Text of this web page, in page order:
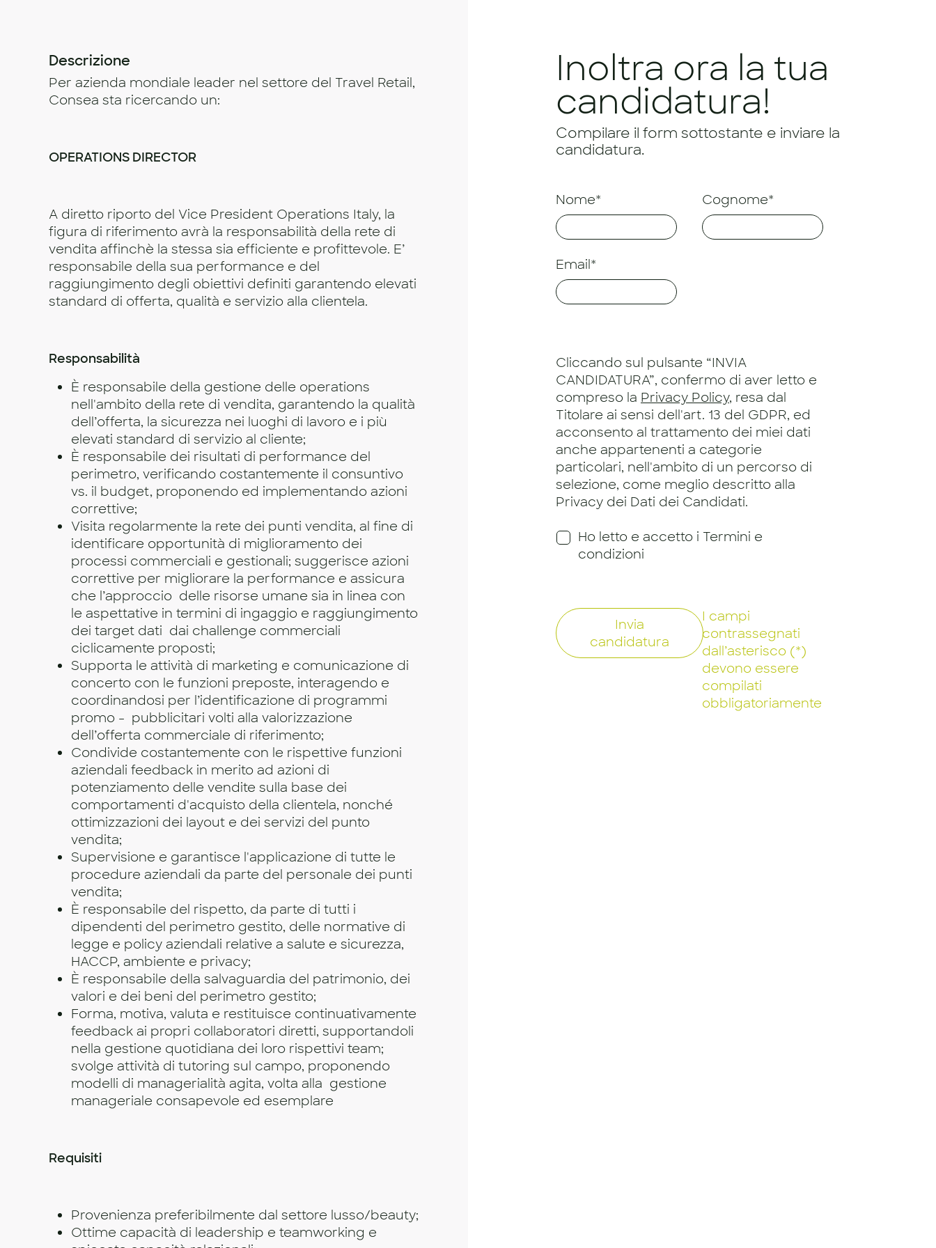
Descrizione
Per azienda mondiale leader nel settore del Travel Retail,
Consea sta ricercando un:
OPERATIONS DIRECTOR
A diretto riporto del Vice President Operations Italy, la
figura di riferimento avrà la responsabilità della rete di
vendita affinchè la stessa sia efficiente e profittevole. E’
responsabile della sua performance e del
raggiungimento degli obiettivi definiti garantendo elevati
standard di offerta, qualità e servizio alla clientela.
Responsabilità
È responsabile della gestione delle operations
nell'ambito della rete di vendita, garantendo la qualità
dell’offerta, la sicurezza nei luoghi di lavoro e i più
elevati standard di servizio al cliente;
È responsabile dei risultati di performance del
perimetro, verificando costantemente il consuntivo
vs. il budget, proponendo ed implementando azioni
correttive;
Visita regolarmente la rete dei punti vendita, al fine di
identificare opportunità di miglioramento dei
processi commerciali e gestionali; suggerisce azioni
correttive per migliorare la performance e assicura
che l’approccio delle risorse umane sia in linea con
le aspettative in termini di ingaggio e raggiungimento
dei target dati dai challenge commerciali
ciclicamente proposti;
Supporta le attività di marketing e comunicazione di
concerto con le funzioni preposte, interagendo e
coordinandosi per l’identificazione di programmi
promo - pubblicitari volti alla valorizzazione
dell’offerta commerciale di riferimento;
Condivide costantemente con le rispettive funzioni
aziendali feedback in merito ad azioni di
potenziamento delle vendite sulla base dei
comportamenti d'acquisto della clientela, nonché
ottimizzazioni dei layout e dei servizi del punto
vendita;
Supervisione e garantisce l'applicazione di tutte le
procedure aziendali da parte del personale dei punti
vendita;
È responsabile del rispetto, da parte di tutti i
dipendenti del perimetro gestito, delle normative di
legge e policy aziendali relative a salute e sicurezza,
HACCP, ambiente e privacy;
È responsabile della salvaguardia del patrimonio, dei
valori e dei beni del perimetro gestito;
Forma, motiva, valuta e restituisce continuativamente
feedback ai propri collaboratori diretti, supportandoli
nella gestione quotidiana dei loro rispettivi team;
svolge attività di tutoring sul campo, proponendo
modelli di managerialità agita, volta alla gestione
manageriale consapevole ed esemplare
Requisiti
Provenienza preferibilmente dal settore lusso/beauty;
Ottime capacità di leadership e teamworking e
Inoltra ora la tua
candidatura!
Compilare il form sottostante e inviare la
candidatura.
Nome* Cognome*
Email*
Cliccando sul pulsante “INVIA
CANDIDATURA”, confermo di aver letto e
compreso la Privacy Policy, resa dal
Titolare ai sensi dell'art. 13 del GDPR, ed
acconsento al trattamento dei miei dati
anche appartenenti a categorie
particolari, nell'ambito di un percorso di
selezione, come meglio descritto alla
Privacy dei Dati dei Candidati.
Ho letto e accetto i Termini e
condizioni
Invia
candidatura
I campi
contrassegnati
dall’asterisco (*)
devono essere
compilati
obbligatoriamente